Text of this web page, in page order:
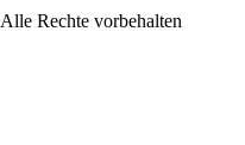
Rechte vorbehalten